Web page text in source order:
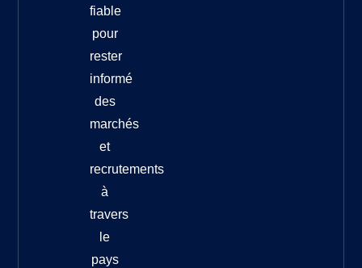
fiable
pour
rester
informé
des
marchés
et
recrutements
à
travers
le
pays